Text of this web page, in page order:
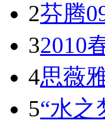
2芬腾
32010
4思薇
5“水之